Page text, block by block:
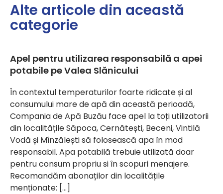
Alte articole din această
categorie
Apel pentru utilizarea responsabilă a apei
potabile pe Valea Slănicului
În contextul temperaturilor foarte ridicate și al
consumului mare de apă din această perioadă,
Compania de Apă Buzău face apel la toți utilizatorii
din localitățile Săpoca, Cernătești, Beceni, Vintilă
Vodă și Mînzălești să folosească apa în mod
responsabil. Apa potabilă trebuie utilizată doar
pentru consum propriu si în scopuri menajere.
Recomandăm abonaților din localitățile
menționate: […]